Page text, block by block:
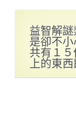
益智解
是卻不
共有１
上的東